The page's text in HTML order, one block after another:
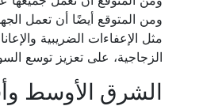
ومن المتوقع أيضًا أن تعمل
مثل الإعفاءات الضريبية
الزجاجية، على تعزيز توسع
الشرق الأوسط